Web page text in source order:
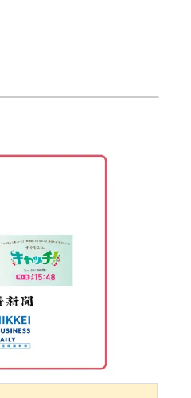
げなさが魅力でもあり
んでいきましょう。